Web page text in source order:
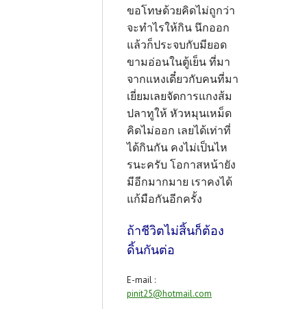
ขอโทษด้วยคิดไม่ถูกว่า
จะทำไรให้กิน นึกออก
แล้วก็ประจบกับมียอด
ขามอ่อนในตู้เย็น ที่มา
จากแหงเดี๋ยวกับคนที่มา
เยี่ยมเลยจัดการแกงส้ม
ปลาทูให้ หัวหมุนเหม็ด
คิดไม่ออก เลยได้เท่าที่
ได้กินกัน คงไม่เป็นไห
รนะครับ โอกาสหน้ายัง
มีอีกมากมาย เราคงได้
แก้มือกันอีกครั้ง
ถ้าชีวิตไม่สิ้นก็ต้อง
ดิ้นกันต่อ
E-mail :
pinit25@hotmail.com